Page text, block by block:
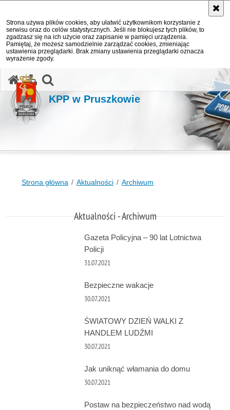
Strona używa plików cookies, aby ułatwić użytkownikom korzystanie z
serwisu oraz do celów statystycznych. Jeśli nie blokujesz tych plików, to
zgadzasz się na ich użycie oraz zapisanie w pamięci urządzenia.
Pamiętaj, że możesz samodzielnie zarządzać cookies, zmieniając
ustawienia przeglądarki. Brak zmiany ustawienia przeglądarki oznacza
wyrażenie zgody.
KPP w Pruszkowie
Strona główna Aktualności Archiwum
Aktualności - Archiwum
Gazeta Policyjna – 90 lat Lotnictwa
Policji
31.07.2021
Bezpieczne wakacje
30.07.2021
ŚWIATOWY DZIEŃ WALKI Z
HANDLEM LUDŹMI
30.07.2021
Jak uniknąć włamania do domu
30.07.2021
Postaw na bezpieczeństwo nad wodą